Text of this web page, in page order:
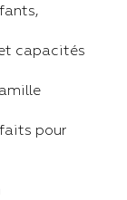
capacités
pour